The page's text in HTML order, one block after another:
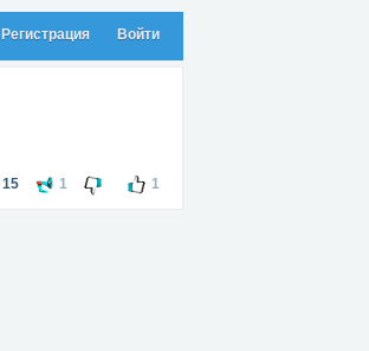
Регистрация Войти
15 1 1